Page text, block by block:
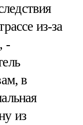
из-за
-
в
из